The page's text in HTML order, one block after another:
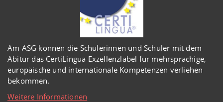
Am ASG können die Schülerinnen und Schüler mit dem
Abitur das CertiLingua Exzellenzlabel für mehrsprachige,
europäische und internationale Kompetenzen verliehen
bekommen.
Weitere Informationen